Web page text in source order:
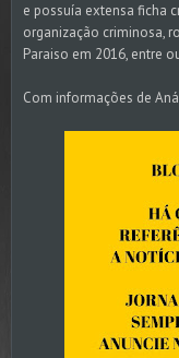
e possuía extensa ficha
organização criminosa,
Paraiso em 2016, entre
Com informações de